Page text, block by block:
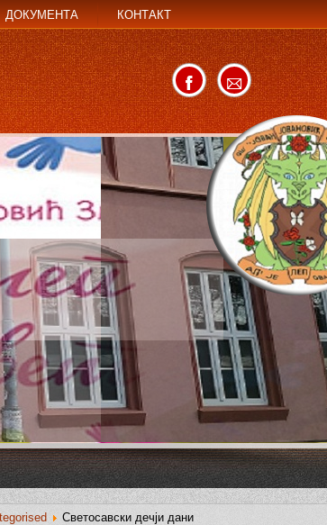
ДОКУМЕНТА КОНТАКТ
f k
Светосавски дечји дани